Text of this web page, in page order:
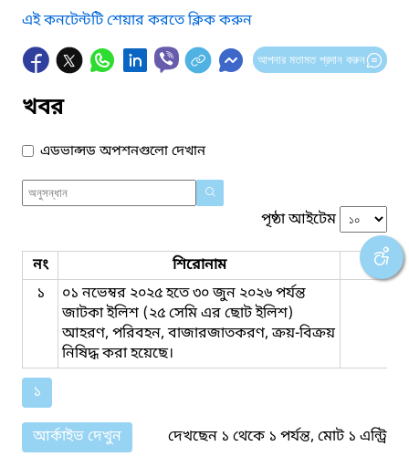
এই কনটেন্টটি শেয়ার করতে ক্লিক করুন
আপনার মতামত প্রদান করুন
খবর
এডভান্সড অপশনগুলো দেখান
পৃষ্ঠা আইটেম
নং শিরোনাম
ফাইল
১
০১ নভেম্বর ২০২৫ হতে ৩০ জুন ২০২৬ পর্যন্ত
জাটকা ইলিশ (২৫ সেমি এর ছোট ইলিশ)
আহরণ, পরিবহন, বাজারজাতকরণ, ক্রয়-বিক্রয়
নিষিদ্ধ করা হয়েছে।
১
আর্কাইভ দেখুন
দেখছেন ১ থেকে ১ পর্যন্ত, মোট ১ এন্ট্রি